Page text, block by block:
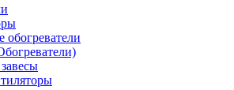
обогреватели